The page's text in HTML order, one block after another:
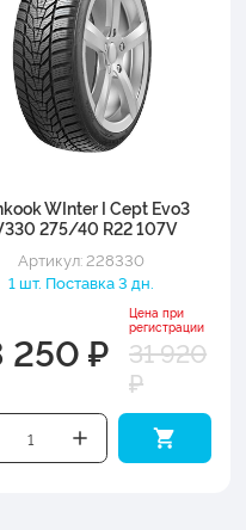
WInter I Cept Evo3
275/40 R22 107V
Артикул: 228330
1 шт. Поставка 3 дн.
250 ₽
Цена при
регистрации
31 920
₽